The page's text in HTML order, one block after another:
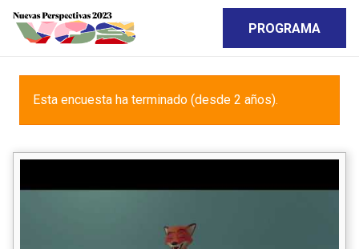
PROGRAMA
Esta encuesta ha terminado (desde 2 años).